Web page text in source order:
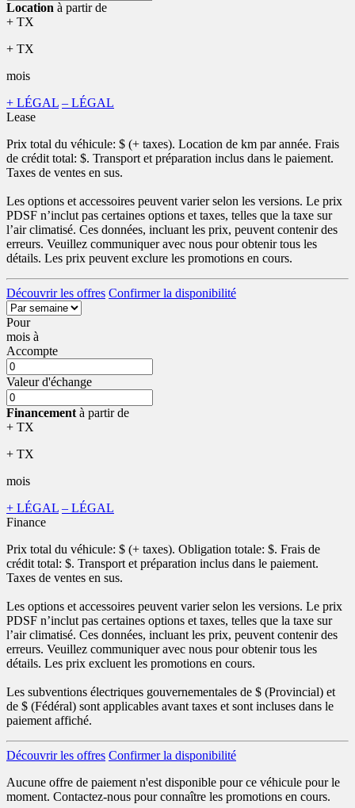
Location à partir de
+ TX
+ TX
mois
+ LÉGAL – LÉGAL
Lease
Prix total du véhicule: $ (+ taxes). Location de km par année. Frais
de crédit total: $. Transport et préparation inclus dans le paiement.
Taxes de ventes en sus.
Les options et accessoires peuvent varier selon les versions. Le prix
PDSF n’inclut pas certaines options et taxes, telles que la taxe sur
l’air climatisé. Ces données, incluant les prix, peuvent contenir des
erreurs. Veuillez communiquer avec nous pour obtenir tous les
détails. Les prix peuvent exclure les promotions en cours.
Découvrir les offres Confirmer la disponibilité
Pour
mois à
Accompte
Valeur d'échange
Financementà partir de
+ TX
+ TX
mois
+ LÉGAL – LÉGAL
Finance
Prix total du véhicule: $ (+ taxes). Obligation totale: $. Frais de
crédit total: $. Transport et préparation inclus dans le paiement.
Taxes de ventes en sus.
Les options et accessoires peuvent varier selon les versions. Le prix
PDSF n’inclut pas certaines options et taxes, telles que la taxe sur
l’air climatisé. Ces données, incluant les prix, peuvent contenir des
erreurs. Veuillez communiquer avec nous pour obtenir tous les
détails. Les prix excluent les promotions en cours.
Les subventions électriques gouvernementales de $ (Provincial) et
de $ (Fédéral) sont applicables avant taxes et sont incluses dans le
paiement affiché.
Découvrir les offres Confirmer la disponibilité
Aucune offre de paiement n'est disponible pour ce véhicule pour le
moment. Contactez-nous pour connaître les promotions en cours.